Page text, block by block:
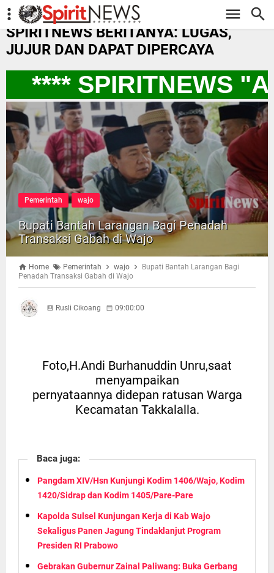
-->
SPIRITNEWS BERITANYA: LUGAS,
JUJUR DAN DAPAT DIPERCAYA
**** SPIRITNEWS
Pemerintah wajo
Bupati Bantah Larangan Bagi Penadah
Transaksi Gabah di Wajo
Home Pemerintah wajo
Bupati Bantah Larangan Bagi
Penadah Transaksi Gabah di Wajo
Rusli Cikoang 09:00:00
Foto,H.Andi Burhanuddin Unru,saat
menyampaikan
pernyataannya didepan ratusan Warga
Kecamatan Takkalalla.
Baca juga:
Pangdam XIV/Hsn Kunjungi Kodim 1406/Wajo, Kodim
1420/Sidrap dan Kodim 1405/Pare-Pare
Kapolda Sulsel Kunjungan Kerja di Kab Wajo
Sekaligus Panen Jagung Tindaklanjut Program
Presiden RI Prabowo
Gebrakan Gubernur Zainal Paliwang: Buka Gerbang